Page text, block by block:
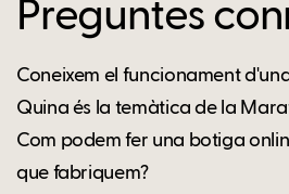
Preguntes
Coneixem el funcionament
Quina és la temàtica de la
Com podem fer una botiga
que fabriquem?